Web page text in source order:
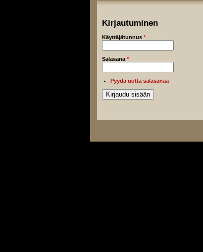
Kirjautuminen
Käyttäjätunnus *
Salasana *
Pyydä uutta salasanaa